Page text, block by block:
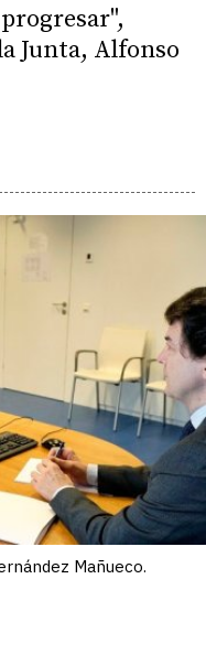
Junta, Alfonso
Mañueco.